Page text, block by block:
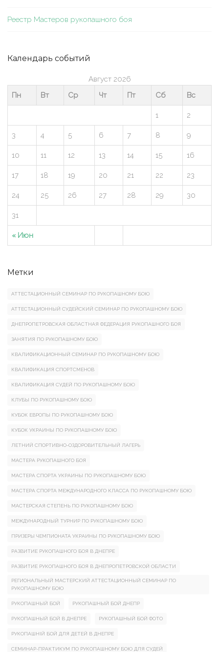
Реестр Мастеров рукопашного боя
Календарь событий
Август 2026
Пн
Вт Ср Чт Пт Сб Вс
« Июн
1 2
3 4 5 6 7 8 9
10 11 12 13 14 15 16
17 18 19 20 21 22 23
24 25 26 27 28 29 30
31
Метки
АТТЕСТАЦИОННЫЙ СЕМИНАР ПО РУКОПАШНОМУ БОЮ
АТТЕСТАЦИОННЫЙ СУДЕЙСКИЙ СЕМИНАР ПО РУКОПАШНОМУ БОЮ
ДНЕПРОПЕТРОВСКАЯ ОБЛАСТНАЯ ФЕДЕРАЦИЯ РУКОПАШНОГО БОЯ
ЗАНЯТИЯ ПО РУКОПАШНОМУ БОЮ
КВАЛИФИКАЦИОННЫЙ СЕМИНАР ПО РУКОПАШНОМУ БОЮ
КВАЛИФИКАЦИЯ СПОРТСМЕНОВ
КВАЛИФИКАЦИЯ СУДЕЙ ПО РУКОПАШНОМУ БОЮ
КЛУБЫ ПО РУКОПАШНОМУ БОЮ
КУБОК ЕВРОПЫ ПО РУКОПАШНОМУ БОЮ
КУБОК УКРАИНЫ ПО РУКОПАШНОМУ БОЮ
ЛЕТНИЙ СПОРТИВНО-ОЗДОРОВИТЕЛЬНЫЙ ЛАГЕРЬ
МАСТЕРА РУКОПАШНОГО БОЯ
МАСТЕРА СПОРТА УКРАИНЫ ПО РУКОПАШНОМУ БОЮ
МАСТЕРА СПОРТА МЕЖДУНАРОДНОГО КЛАССА ПО РУКОПАШНОМУ БОЮ
МАСТЕРСКАЯ СТЕПЕНЬ ПО РУКОПАШНОМУ БОЮ
МЕЖДУНАРОДНЫЙ ТУРНИР ПО РУКОПАШНОМУ БОЮ
ПРИЗЕРЫ ЧЕМПИОНАТА УКРАИНЫ ПО РУКОПАШНОМУ БОЮ
РАЗВИТИЕ РУКОПАШНОГО БОЯ В ДНЕПРЕ
РАЗВИТИЕ РУКОПАШНОГО БОЯ В ДНЕПРОПЕТРОВСКОЙ ОБЛАСТИ
РЕГИОНАЛЬНЫЙ МАСТЕРСКИЙ АТТЕСТАЦИОННЫЙ СЕМИНАР ПО
РУКОПАШНОМУ БОЮ
РУКОПАШНЫЙ БОЙ РУКОПАШНЫЙ БОЙ ДНЕПР
РУКОПАШНЫЙ БОЙ В ДНЕПРЕ РУКОПАШНЫЙ БОЙ ФОТО
РУКОПАШНІЙ БОЙ ДЛЯ ДЕТЕЙ В ДНЕПРЕ
СЕМИНАР-ПРАКТИКУМ ПО РУКОПАШНОМУ БОЮ ДЛЯ СУДЕЙ